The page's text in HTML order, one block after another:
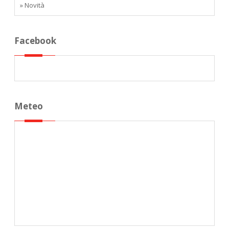
» Novità
Facebook
Meteo